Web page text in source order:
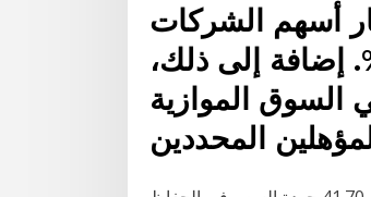
أسهم الشركات
في السوق الموازية ستكون 20%. إضافة إلى ذلك،
الموازية
المحددين